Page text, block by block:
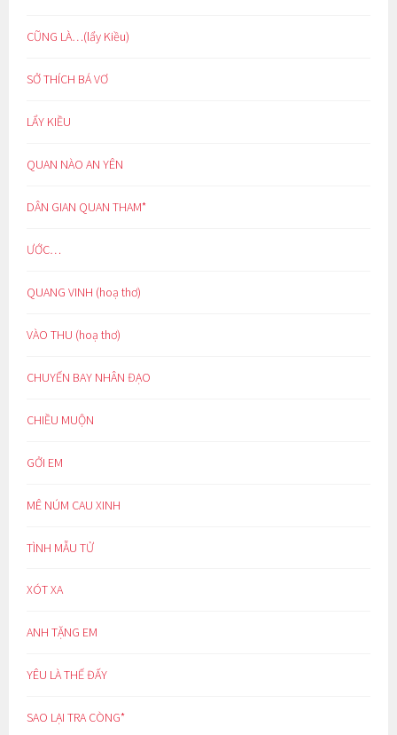
CŨNG LÀ…(lẩy Kiều)
SỞ THÍCH BÁ VƠ
LẨY KIỀU
QUAN NÀO AN YÊN
DÂN GIAN QUAN THAM*
ƯỚC…
QUANG VINH (hoạ thơ)
VÀO THU (hoạ thơ)
CHUYẾN BAY NHÂN ĐẠO
CHIỀU MUỘN
GỞI EM
MÊ NÚM CAU XINH
TÌNH MẪU TỬ
XÓT XA
ANH TẶNG EM
YÊU LÀ THẾ ĐẤY
SAO LẠI TRA CÒNG*